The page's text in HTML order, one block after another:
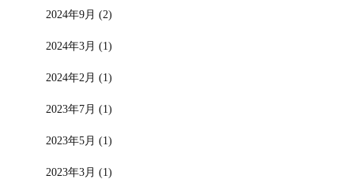
2024年9月 (2)
2024年3月 (1)
2024年2月 (1)
2023年7月 (1)
2023年5月 (1)
2023年3月 (1)